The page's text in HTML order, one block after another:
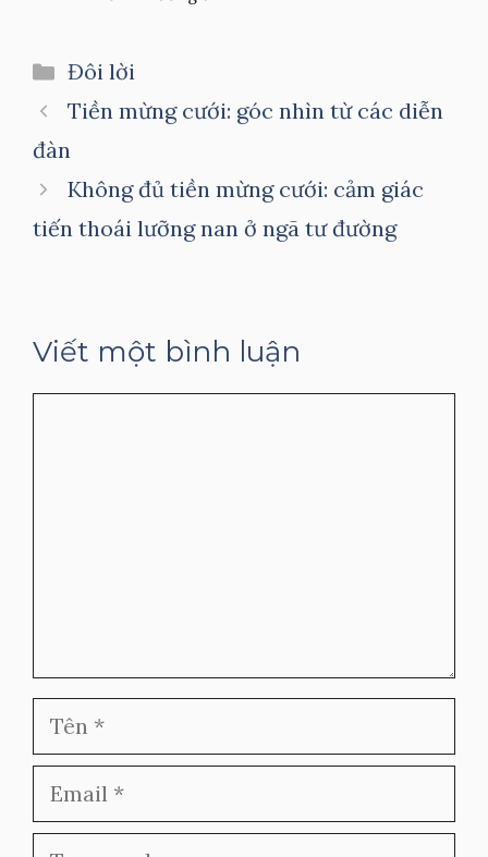
Danh
mục
Đôi lời
Tiền mừng cưới: góc nhìn từ các diễn
đàn
Không đủ tiền mừng cưới: cảm giác
tiến thoái lưỡng nan ở ngã tư đường
Viết một bình luận
Tên
Email
Trang